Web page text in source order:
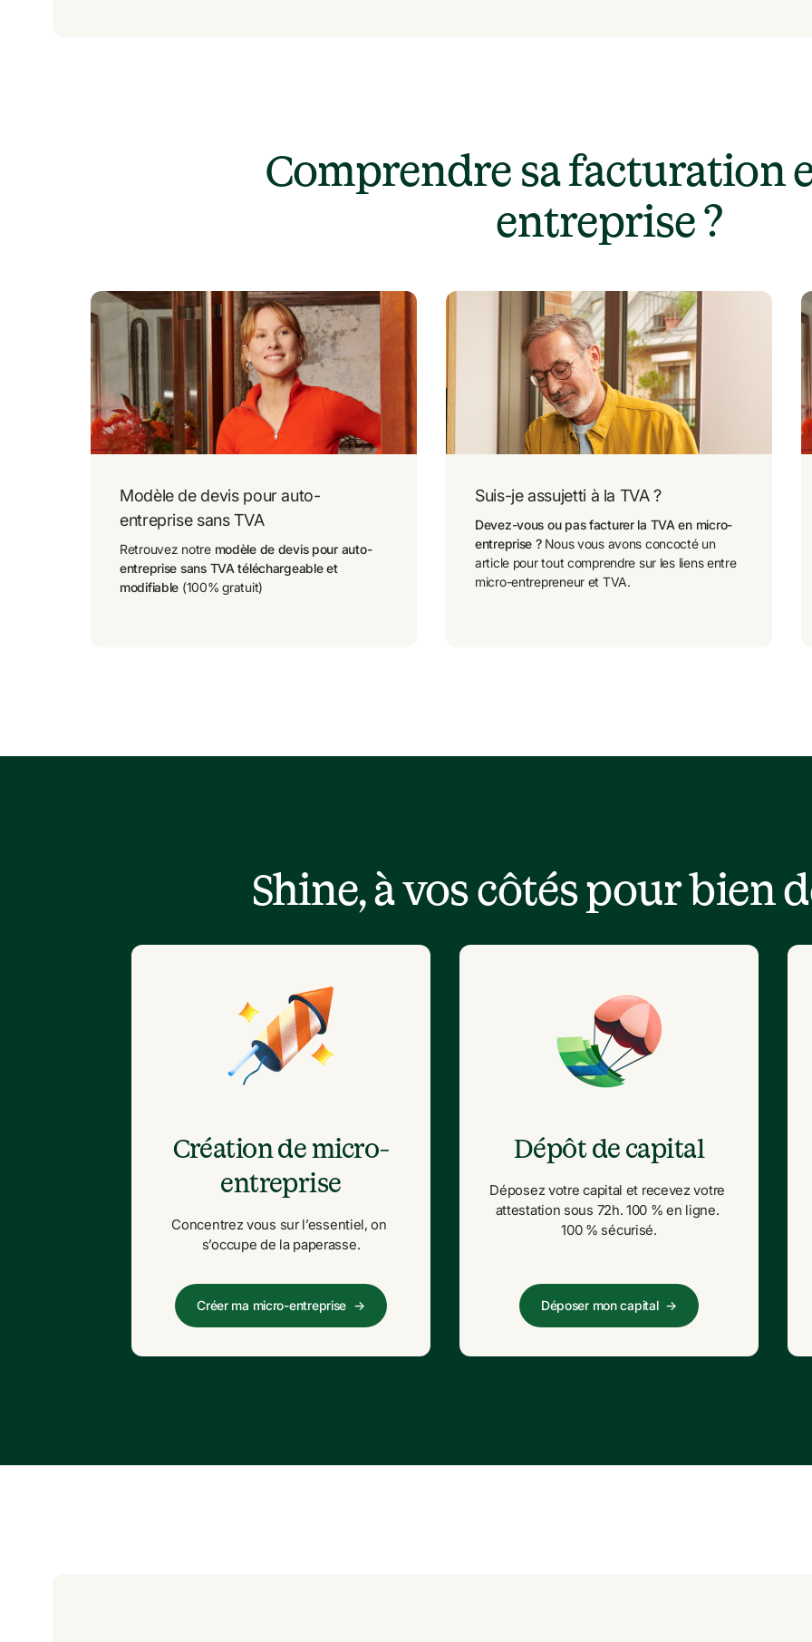
Comprendre sa facturation
entreprise ?
Modèle de devis pour auto-
entreprise sans TVA
Retrouvez notre modèle de devis pour auto-
entreprise sans TVA téléchargeable et
modifiable (100% gratuit)
Suis-je assujetti à la TVA ?
Devez-vous ou pas facturer la TVA en micro-
entreprise ? Nous vous avons concocté un
article pour tout comprendre sur les liens entre
micro-entrepreneur et TVA.
Shine, à vos côtés pour bien
Création de micro-
entreprise
Concentrez vous sur l’essentiel, on
s’occupe de la paperasse.
Créer ma micro-entreprise →
Dépôt de capital
Déposez votre capital et recevez votre
attestation sous 72h. 100 % en ligne.
100 % sécurisé.
Déposer mon capital →